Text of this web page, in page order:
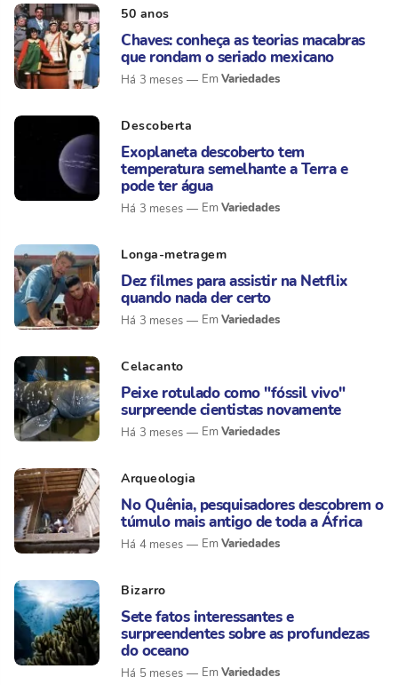
50 anos
Chaves: conheça as teorias macabras
que rondam o seriado mexicano
Há 3 meses Variedades
Descoberta
Exoplaneta descoberto tem
temperatura semelhante a Terra e
pode ter água
Há 3 meses Variedades
Longa-metragem
Dez filmes para assistir na Netflix
quando nada der certo
Há 3 meses Variedades
Celacanto
Peixe rotulado como "fóssil vivo"
surpreende cientistas novamente
Há 3 meses Variedades
Arqueologia
No Quênia, pesquisadores descobrem o
túmulo mais antigo de toda a África
Há 4 meses Variedades
Bizarro
Sete fatos interessantes e
surpreendentes sobre as profundezas
do oceano
Há 5 meses Variedades